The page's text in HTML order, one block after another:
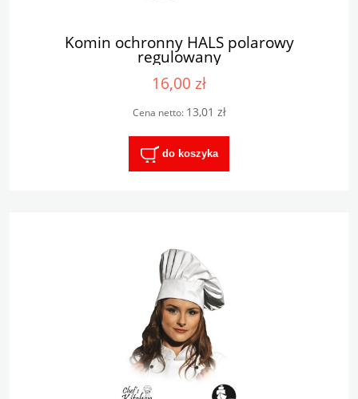
Komin ochronny HALS polarowy
regulowany
16,00 zł
Cena netto: 13,01 zł
do koszyka